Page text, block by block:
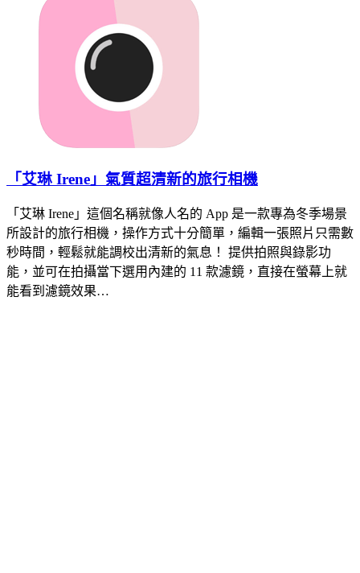
「艾琳 Irene」氣質超清新的旅行相機
「艾琳 Irene」這個名稱就像人名的 App 是一款專為冬季場景
所設計的旅行相機，操作方式十分簡單，編輯一張照片只需數
秒時間，輕鬆就能調校出清新的氣息！ 提供拍照與錄影功
能，並可在拍攝當下選用內建的 11 款濾鏡，直接在螢幕上就
能看到濾鏡效果…